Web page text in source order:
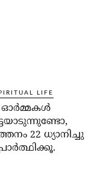
LIFE
ഓര്‍മ്മകള്‍
22 ധ്യാനിച്ചു